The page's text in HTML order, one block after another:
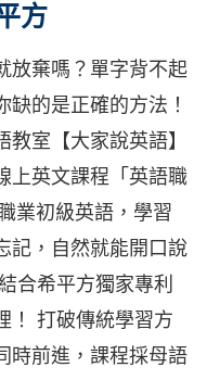
方
放棄嗎？單字背不起
的是正確的方法！
室【大家說英語】
上英文課程「英語職
業初級英語，學習
記，自然就能開口說
合希平方獨家專利
！ 打破傳統學習方
時前進，課程採母語